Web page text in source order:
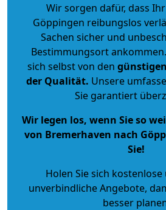
Wir sorgen dafür, dass
Göppingen reibungslos
Sachen sicher und
Bestimmungsort
sich selbst von den
der Qualität. Unsere
Sie garantiert
Wir legen los, wenn Sie so
von Bremerhaven nach
Sie!
Holen Sie sich
unverbindliche Angebote,
besser